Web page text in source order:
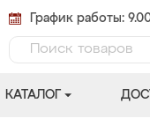
График работы:
КАТАЛОГ